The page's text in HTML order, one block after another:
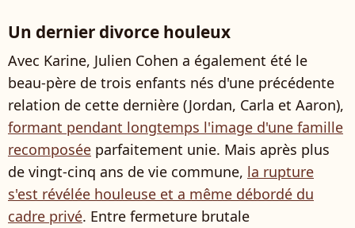
Un dernier divorce houleux
Avec Karine, Julien Cohen a également été le
beau-père de trois enfants nés d'une précédente
relation de cette dernière (Jordan, Carla et Aaron),
formant pendant longtemps l'image d'une famille
recomposée parfaitement unie. Mais après plus
de vingt-cinq ans de vie commune, la rupture
s'est révélée houleuse et a même débordé du
cadre privé. Entre fermeture brutale